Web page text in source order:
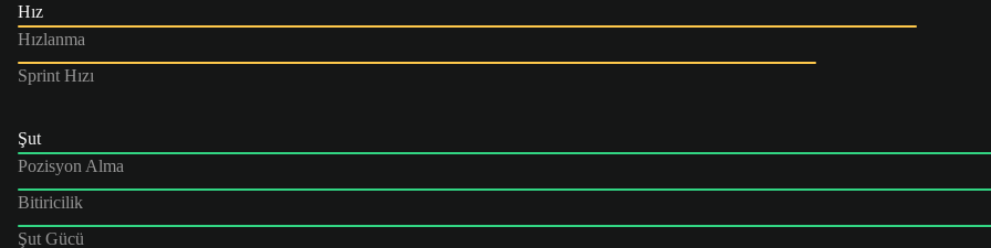
Hız
Hızlanma
Sprint Hızı
Şut
Pozisyon Alma
Bitiricilik
Şut Gücü